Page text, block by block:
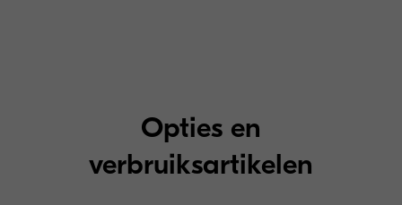
Opties en
verbruiksartikelen